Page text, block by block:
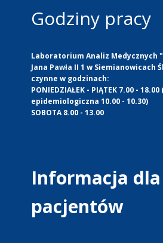
Godziny pracy
Laboratorium Analiz Medycznych
Jana Pawła II 1 w Siemianowicach
czynne w godzinach:
PONIEDZIAŁEK - PIĄTEK 7.00 -
epidemiologiczna 10.00 - 10.30)
SOBOTA 8.00 - 13.00
Informacja dla
pacjentów